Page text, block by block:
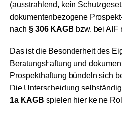
(ausstrahlend, kein
dokumentenbezogene
nach § 306 KAGB bzw. bei AIF
Das ist die Besonderheit des
Beratungshaftung und
Prospekthaftung bündeln sich
Die Unterscheidung
1a KAGB spielen hier keine